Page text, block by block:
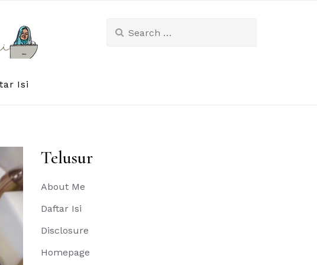
for:
Isi
Telusur
About Me
Daftar Isi
Disclosure
Homepage